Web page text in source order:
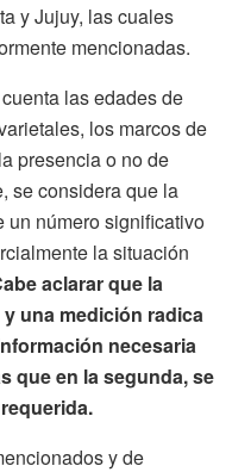
y Jujuy, las cuales
mencionadas.
las edades de
los marcos de
presencia o no de
se considera que la
un número significativo
la situación
aclarar que la
una medición radica
necesaria
que en la segunda, se
y de